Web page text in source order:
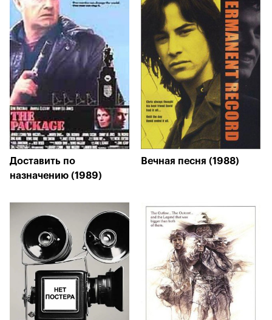
Доставить по
назначению (1989)
Вечная песня (1988)